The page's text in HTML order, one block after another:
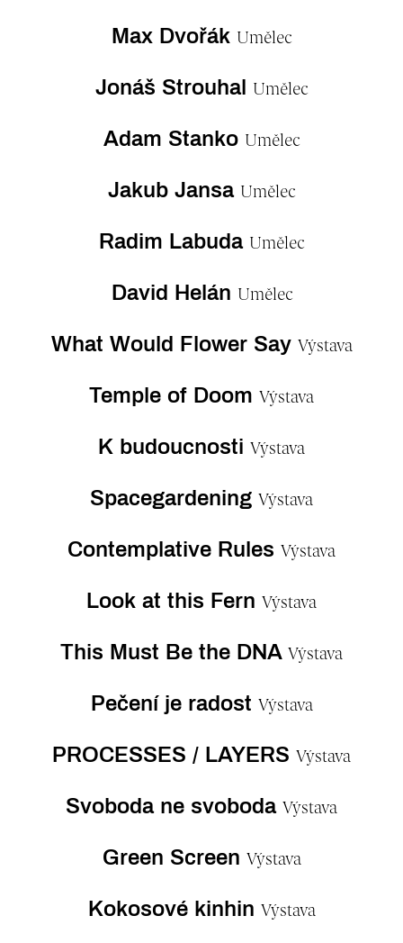
Max Dvořák Umělec
Jonáš Strouhal Umělec
Adam Stanko Umělec
Jakub Jansa Umělec
Radim Labuda Umělec
David Helán Umělec
What Would Flower Say Výstava
Temple of Doom Výstava
K budoucnosti Výstava
Spacegardening Výstava
Contemplative Rules Výstava
Look at this Fern Výstava
This Must Be the DNA Výstava
Pečení je radost Výstava
PROCESSES / LAYERS Výstava
Svoboda ne svoboda Výstava
Green Screen Výstava
Kokosové kinhin Výstava